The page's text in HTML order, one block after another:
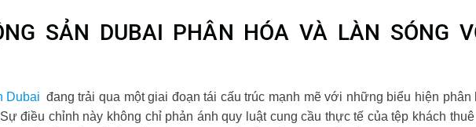
SẢN DUBAI PHÂN HÓA VÀ LÀN SÓNG
Dubai đang trải qua một giai đoạn tái cấu trúc mạnh mẽ với những biểu hiện phân
điều chỉnh này không chỉ phản ánh quy luật cung cầu thực tế của tệp khách